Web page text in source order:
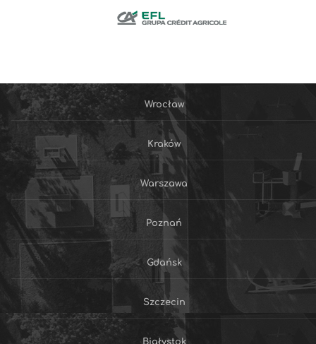
Wrocław
Kraków
Warszawa
Poznań
Gdańsk
Szczecin
Białystok